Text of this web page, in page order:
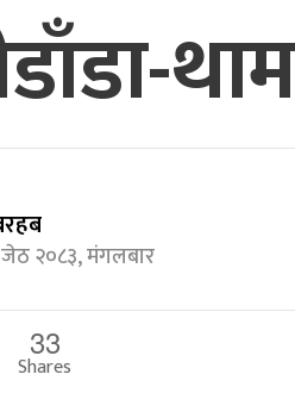
२०८३, मंगलबार
33
Shares